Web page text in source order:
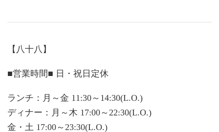
【八十八】
■営業時間■ 日・祝日定休
ランチ：月～金 11:30～14:30(L.O.)
ディナー：月～木 17:00～22:30(L.O.)
金・土 17:00～23:30(L.O.)